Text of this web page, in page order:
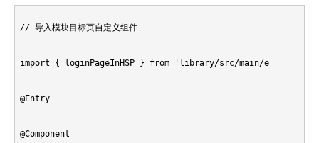
// 导入模块目标页自定义组件
import { loginPageInHSP } from 'library/src/main/ets/pages/
@Entry
@Component